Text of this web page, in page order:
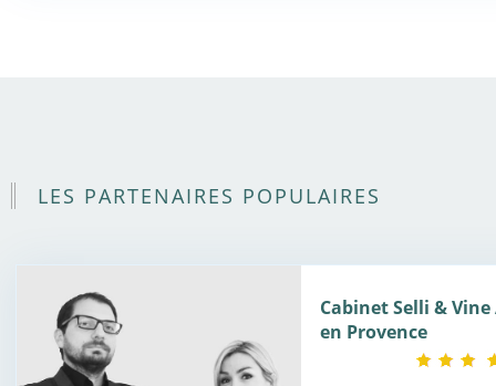
LES PARTENAIRES POPULAIRES
Cabinet Selli &
en Provence